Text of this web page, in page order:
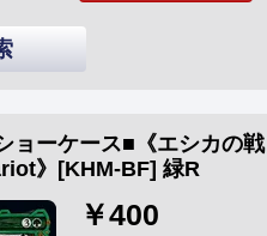
ョーケース■《エシカの戦
》[KHM-BF] 緑R
￥400